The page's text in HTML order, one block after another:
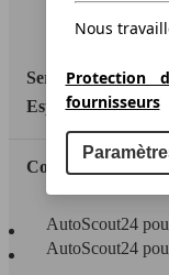
Accessibility
Service
Espace Pro
Contact
AutoScout24
AutoScout24
Nous
Protection
fournisseurs